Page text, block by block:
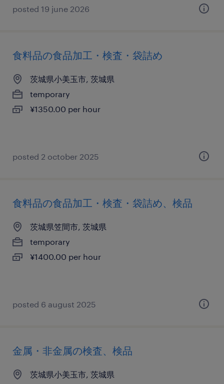
posted 19 june 2026
食料品の食品加工・検査・袋詰め
茨城県小美玉市, 茨城県
temporary
¥1350.00 per hour
posted 2 october 2025
食料品の食品加工・検査・袋詰め、検品
茨城県笠間市, 茨城県
temporary
¥1400.00 per hour
posted 6 august 2025
金属・非金属の検査、検品
茨城県小美玉市, 茨城県